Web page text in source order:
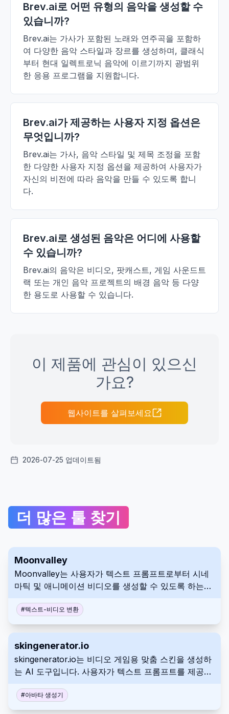
Brev.ai로 어떤 유형의 음악을 생성할 수
있습니까?
Brev.ai는 가사가 포함된 노래와 연주곡을 포함하
여 다양한 음악 스타일과 장르를 생성하며, 클래식
부터 현대 일렉트로닉 음악에 이르기까지 광범위
한 응용 프로그램을 지원합니다.
Brev.ai가 제공하는 사용자 지정 옵션은
무엇입니까?
Brev.ai는 가사, 음악 스타일 및 제목 조정을 포함
한 다양한 사용자 지정 옵션을 제공하여 사용자가
자신의 비전에 따라 음악을 만들 수 있도록 합니
다.
Brev.ai로 생성된 음악은 어디에 사용할
수 있습니까?
Brev.ai의 음악은 비디오, 팟캐스트, 게임 사운드트
랙 또는 개인 음악 프로젝트의 배경 음악 등 다양
한 용도로 사용할 수 있습니다.
이 제품에 관심이 있으신
가요?
웹사이트를 살펴보세요
2026-07-25 업데이트됨
더 많은 툴 찾기
Moonvalley
Moonvalley는 사용자가 텍스트 프롬프트로부터 시네
마틱 및 애니메이션 비디오를 생성할 수 있도록 하는
잡한 비디오 제작을 단순화합니다. 이 플랫폼은 효율적
인 콘텐츠 제작을 위한 맞춤형 템플릿 및 실시간 편집과
#텍스트-비디오 변환
skingenerator.io
skingenerator.io는 비디오 게임용 맞춤 스킨을 생성하
는 AI 도구입니다. 사용자가 텍스트 프롬프트를 제공하
생성 모델에 접근하기 위한 여러 가격 플랜을 제공합니
다.
#아바타 생성기